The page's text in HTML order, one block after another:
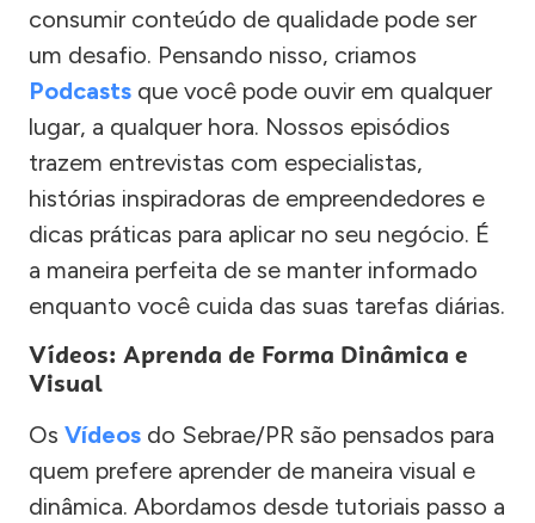
consumir conteúdo de qualidade pode ser
um desafio. Pensando nisso, criamos
Podcasts que você pode ouvir em qualquer
lugar, a qualquer hora. Nossos episódios
trazem entrevistas com especialistas,
histórias inspiradoras de empreendedores e
dicas práticas para aplicar no seu negócio. É
a maneira perfeita de se manter informado
enquanto você cuida das suas tarefas diárias.
Vídeos: Aprenda de Forma Dinâmica e
Visual
Os Vídeos do Sebrae/PR são pensados para
quem prefere aprender de maneira visual e
dinâmica. Abordamos desde tutoriais passo a